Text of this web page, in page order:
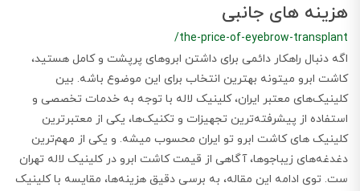
هزینه های جانبی
/the-price-of-eyebrow-transplant
اگه دنبال راهکار دائمی برای داشتن ابروهای پرپشت و کامل هستید،
کاشت ابرو میتونه بهترین انتخاب برای این موضوع باشه. بین
کلینیک‌های معتبر ایران، کلینیک لاله با توجه به خدمات تخصصی و
استفاده از پیشرفته‌ترین تجهیزات و تکنیک‌ها، یکی از معتبرترین
کلینیک های کاشت ابرو تو ایران محسوب میشه. و یکی از مهم‌ترین
دغدغه‌های زیباجوها، آگاهی از قیمت کاشت ابرو در کلینیک لاله تهران
ست. توی ادامه این مقاله، به برسی دقیق هزینه‌ها، مقایسه با کلینیک